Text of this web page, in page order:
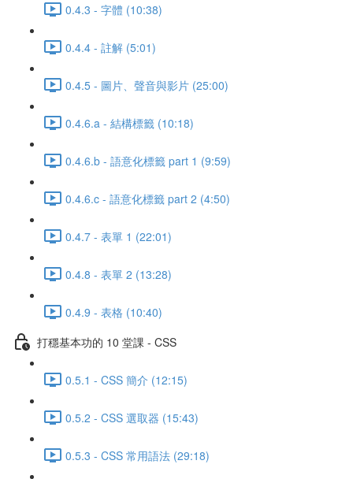
0.4.3 - 字體 (10:38)
0.4.4 - 註解 (5:01)
0.4.5 - 圖片、聲音與影片 (25:00)
0.4.6.a - 結構標籤 (10:18)
0.4.6.b - 語意化標籤 part 1 (9:59)
0.4.6.c - 語意化標籤 part 2 (4:50)
0.4.7 - 表單 1 (22:01)
0.4.8 - 表單 2 (13:28)
0.4.9 - 表格 (10:40)
打穩基本功的 10 堂課 - CSS
0.5.1 - CSS 簡介 (12:15)
0.5.2 - CSS 選取器 (15:43)
0.5.3 - CSS 常用語法 (29:18)